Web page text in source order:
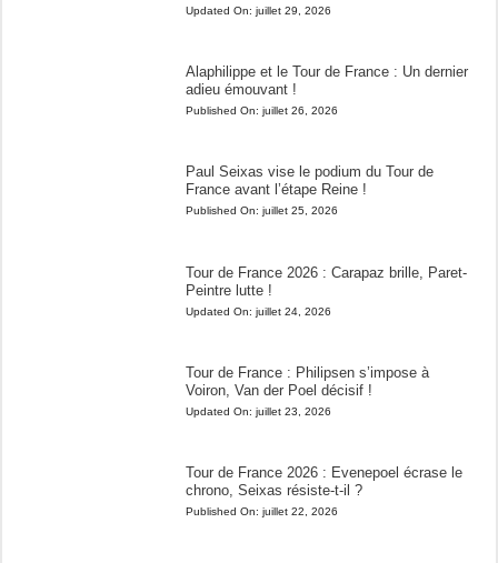
Updated On: juillet 29, 2026
Alaphilippe et le Tour de France : Un dernier
adieu émouvant !
Published On: juillet 26, 2026
Paul Seixas vise le podium du Tour de
France avant l’étape Reine !
Published On: juillet 25, 2026
Tour de France 2026 : Carapaz brille, Paret-
Peintre lutte !
Updated On: juillet 24, 2026
Tour de France : Philipsen s’impose à
Voiron, Van der Poel décisif !
Updated On: juillet 23, 2026
Tour de France 2026 : Evenepoel écrase le
chrono, Seixas résiste-t-il ?
Published On: juillet 22, 2026